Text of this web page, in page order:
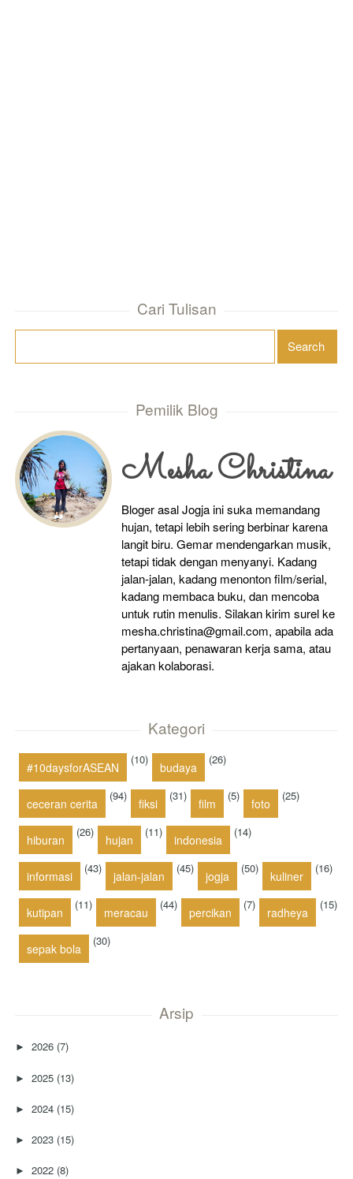
Cari Tulisan
Pemilik Blog
Mesha Christina
Bloger asal Jogja ini suka memandang
hujan, tetapi lebih sering berbinar karena
langit biru. Gemar mendengarkan musik,
tetapi tidak dengan menyanyi. Kadang
jalan-jalan, kadang menonton film/serial,
kadang membaca buku, dan mencoba
untuk rutin menulis. Silakan kirim surel ke
mesha.christina@gmail.com, apabila ada
pertanyaan, penawaran kerja sama, atau
ajakan kolaborasi.
Kategori
#10daysforASEAN
(10)
budaya
(26)
ceceran cerita
(94)
fiksi
(31)
film
(5)
foto
(25)
hiburan
(26)
hujan
(11)
indonesia
(14)
informasi
(43)
jalan-jalan
(45)
jogja
(50)
kuliner
(16)
kutipan
(11)
meracau
(44)
percikan
(7)
radheya
(15)
sepak bola
(30)
Arsip
►2026 (7)
►2025 (13)
►2024 (15)
►2023 (15)
►2022 (8)